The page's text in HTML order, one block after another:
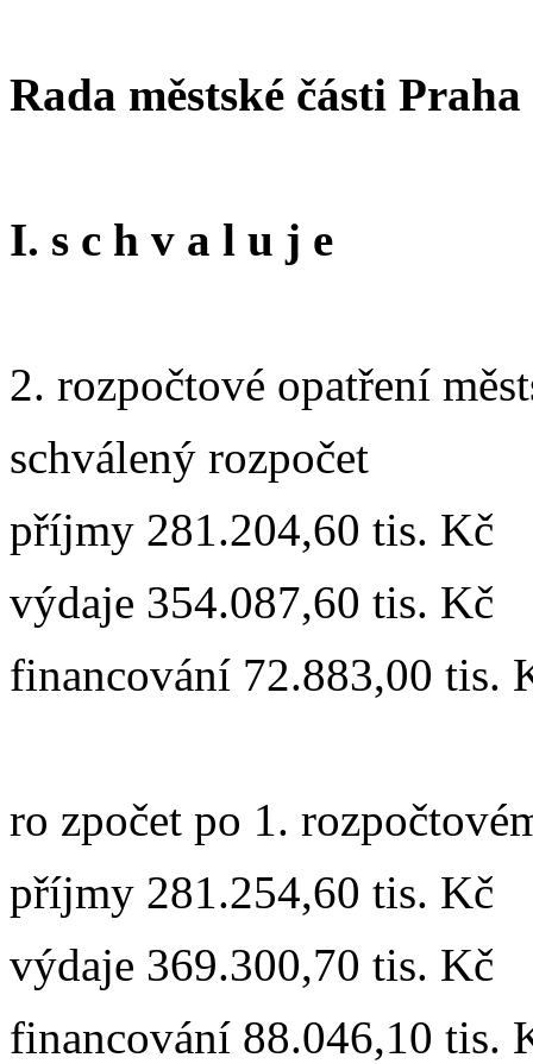
Rada městské části Praha
I. s c h v a l u j e
2. rozpočtové opatření
schválený rozpočet
příjmy 281.204,60 tis. Kč
výdaje 354.087,60 tis. Kč
financování 72.883,00 tis.
ro zpočet po 1.
příjmy 281.254,60 tis. Kč
výdaje 369.300,70 tis. Kč
financování 88.046,10 tis.